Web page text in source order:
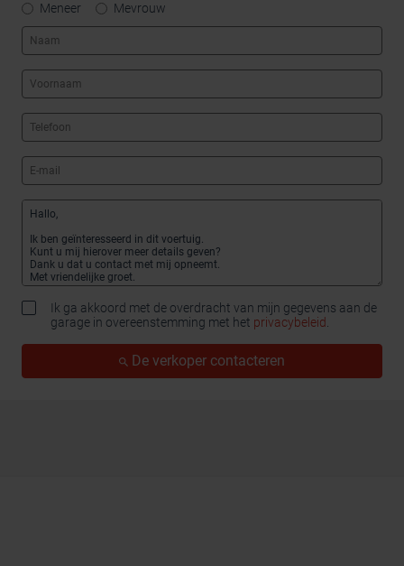
Meneer Mevrouw
Ik ga akkoord met de overdracht van mijn gegevens aan de
garage in overeenstemming met het privacybeleid.
De verkoper contacteren